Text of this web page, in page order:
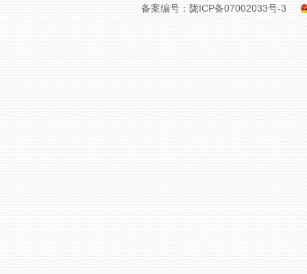
备案编号：陇ICP备07002033号-3